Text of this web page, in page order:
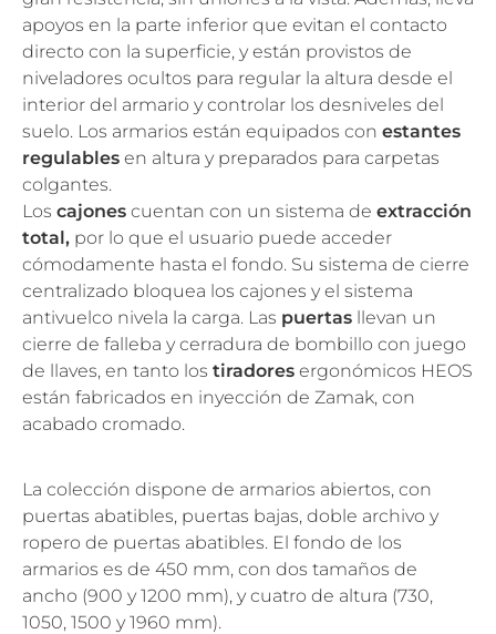
apoyos en la parte inferior que evitan el contacto
directo con la superficie, y están provistos de
niveladores ocultos para regular la altura desde el
interior del armario y controlar los desniveles del
suelo. Los armarios están equipados con estantes
regulables en altura y preparados para carpetas
colgantes.
Los cajones cuentan con un sistema de extracción
total, por lo que el usuario puede acceder
cómodamente hasta el fondo. Su sistema de cierre
centralizado bloquea los cajones y el sistema
antivuelco nivela la carga. Las puertas llevan un
cierre de falleba y cerradura de bombillo con juego
de llaves, en tanto los tiradores ergonómicos HEOS
están fabricados en inyección de Zamak, con
acabado cromado.
La colección dispone de armarios abiertos, con
puertas abatibles, puertas bajas, doble archivo y
ropero de puertas abatibles. El fondo de los
armarios es de 450 mm, con dos tamaños de
ancho (900 y 1200 mm), y cuatro de altura (730,
1050, 1500 y 1960 mm).